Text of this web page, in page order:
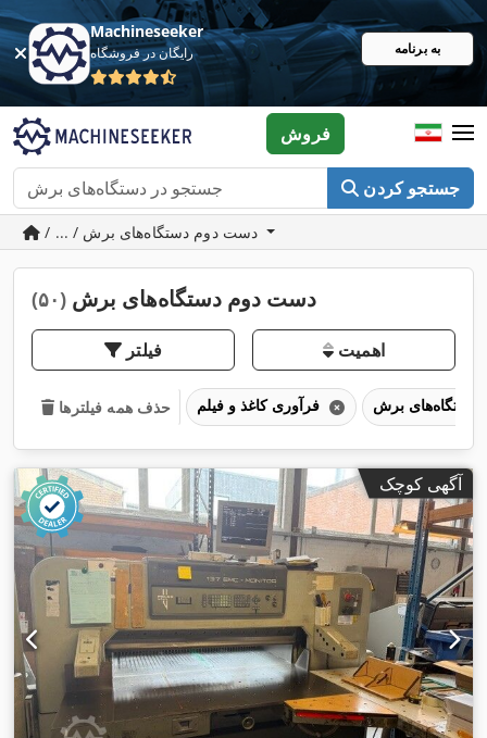
Machineseeker
رایگان در فروشگاه به برنامه
جستجو کردن
فروش
دست دوم دستگاه‌های برش (۵۰)
فیلتر اهمیت
حذف همه فیلترها
آگهی کوچک